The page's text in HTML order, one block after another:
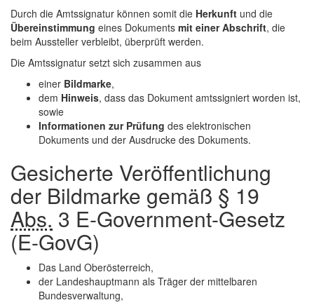
Durch die Amtssignatur können somit die Herkunft und die
Übereinstimmung eines Dokuments mit einer Abschrift, die
beim Aussteller verbleibt, überprüft werden.
Die Amtssignatur setzt sich zusammen aus
einer Bildmarke,
dem Hinweis, dass das Dokument amtssigniert worden ist,
sowie
Informationen zur Prüfung des elektronischen
Dokuments und der Ausdrucke des Dokuments.
Gesicherte Veröffentlichung
der Bildmarke gemäß § 19
Abs. 3 E-Government-Gesetz
(E-GovG)
Das Land Oberösterreich,
der Landeshauptmann als Träger der mittelbaren
Bundesverwaltung,